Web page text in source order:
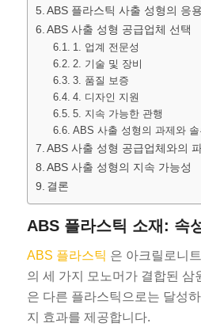
ABS 플라스틱 사출 성형의 응
ABS 사출 성형 공급업체 선택
1. 업계 전문성
2. 기술 및 장비
3. 품질 보증
4. 디자인 지원
5. 지속 가능한 관행
ABS 사출 성형의 과제와 솔
ABS 사출 성형 공급업체와의
ABS 사출 성형의 지속 가능성
결론
ABS 플라스틱 소재: 속
ABS 플라스틱 은 아크릴로니
의 세 가지 모노머가 결합된 삼
은 다른 플라스틱으로는 달성
지 효과를 제공합니다.